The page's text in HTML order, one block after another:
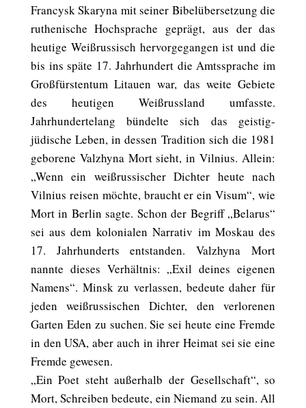
Francysk Skaryna mit seiner Bibelübersetzung die
ruthenische Hochsprache geprägt, aus der das
heutige Weißrussisch hervorgegangen ist und die
bis ins späte 17. Jahrhundert die Amtssprache im
Großfürstentum Litauen war, das weite Gebiete
des heutigen Weißrussland umfasste.
Jahrhundertelang bündelte sich das geistig-
jüdische Leben, in dessen Tradition sich die 1981
geborene Valzhyna Mort sieht, in Vilnius. Allein:
„Wenn ein weißrussischer Dichter heute nach
Vilnius reisen möchte, braucht er ein Visum“, wie
Mort in Berlin sagte. Schon der Begriff „Belarus“
sei aus dem kolonialen Narrativ im Moskau des
17. Jahrhunderts entstanden. Valzhyna Mort
nannte dieses Verhältnis: „Exil deines eigenen
Namens“. Minsk zu verlassen, bedeute daher für
jeden weißrussischen Dichter, den verlorenen
Garten Eden zu suchen. Sie sei heute eine Fremde
in den USA, aber auch in ihrer Heimat sei sie eine
Fremde gewesen.
„Ein Poet steht außerhalb der Gesellschaft“, so
Mort, Schreiben bedeute, ein Niemand zu sein. All